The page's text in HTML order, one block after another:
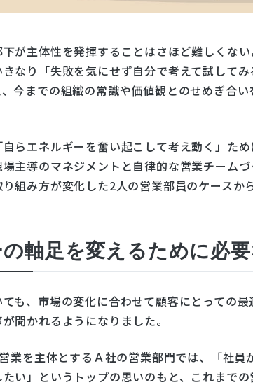
が主体性を発揮することはさほど難しくな
なり「失敗を気にせず自分で考えて試して
、今までの組織の常識や価値観とのせめぎ合
らエネルギーを奮い起こして考え動く」ため
主導のマネジメントと自律的な営業チーム
組み方が変化した2人の営業部員のケースか
軸足を変えるために必
も、市場の変化に合わせて顧客にとっての
聞かれるようになりました。
業を主体とするＡ社の営業部門では、「社
い」というトップの思いのもと、これまで